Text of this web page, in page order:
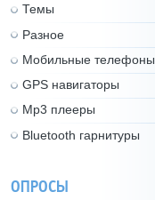
Темы
Разное
Мобильные телефоны
GPS навигаторы
Mp3 плееры
Bluetooth гарнитуры
ОПРОСЫ